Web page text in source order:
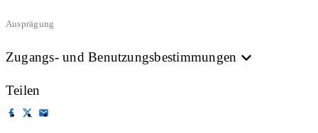
Ausprägung
Zugangs- und Benutzungsbestimmungen
Teilen